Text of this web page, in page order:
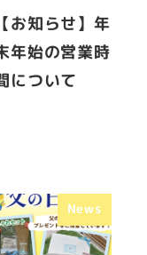
【お知らせ】年
年始の営業時
について
News